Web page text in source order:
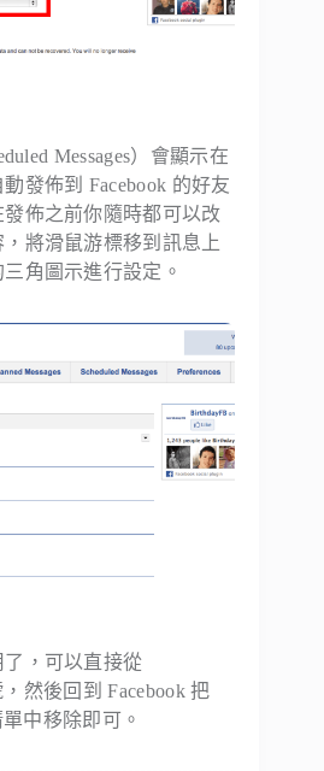
Messages）會顯示在
發佈到 Facebook 的好友
佈之前你隨時都可以改
將滑鼠游標移到訊息上
角圖示進行設定。
，可以直接從
然後回到 Facebook 把
中移除即可。